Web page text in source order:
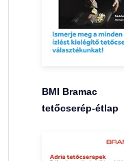
BMI Bramac
tetőcserép-étlap